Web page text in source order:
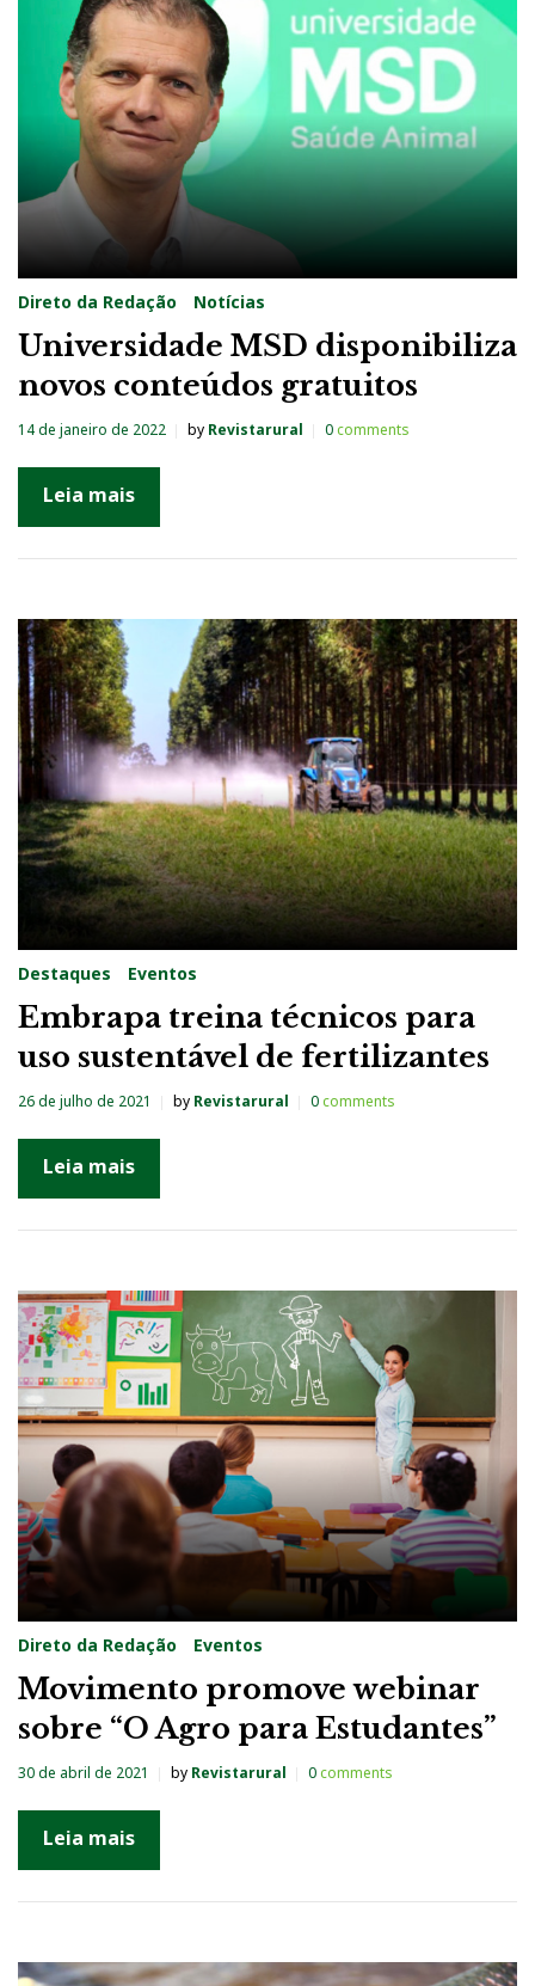
u
r
s
o
s
Direto da Redação Notícias
Universidade MSD disponibiliza
novos conteúdos gratuitos
14 de janeiro de 2022 by Revistarural 0comments
Leia mais
Destaques Eventos
Embrapa treina técnicos para
uso sustentável de fertilizantes
26 de julho de 2021 by Revistarural 0comments
Leia mais
Direto da Redação Eventos
Movimento promove webinar
sobre “O Agro para Estudantes”
30 de abril de 2021 by Revistarural 0comments
Leia mais